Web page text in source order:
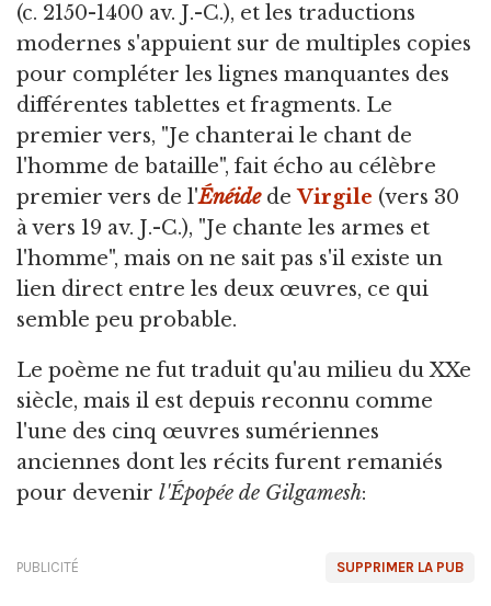
(c. 2150-1400 av. J.-C.), et les traductions
modernes s'appuient sur de multiples copies
pour compléter les lignes manquantes des
différentes tablettes et fragments. Le
premier vers, "Je chanterai le chant de
l'homme de bataille", fait écho au célèbre
premier vers de l'ÉnéidedeVirgile (vers 30
à vers 19 av. J.-C.), "Je chante les armes et
l'homme", mais on ne sait pas s'il existe un
lien direct entre les deux œuvres, ce qui
semble peu probable.
Le poème ne fut traduit qu'au milieu du XXe
siècle, mais il est depuis reconnu comme
l'une des cinq œuvres sumériennes
anciennes dont les récits furent remaniés
pour devenir l'Épopée de Gilgamesh:
SUPPRIMER LA PUB
PUBLICITÉ